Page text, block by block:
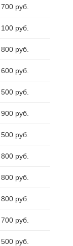
700 руб.
100 руб.
800 руб.
600 руб.
500 руб.
900 руб.
500 руб.
800 руб.
800 руб.
800 руб.
700 руб.
500 руб.